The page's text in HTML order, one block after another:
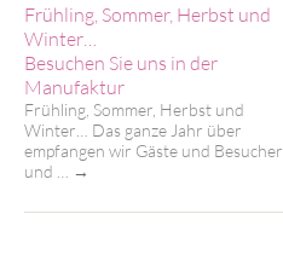
Frühling, Sommer, Herbst und
Winter…
Besuchen Sie uns in der
Manufaktur
Frühling, Sommer, Herbst und
Winter… Das ganze Jahr über
empfangen wir Gäste und Besucher
und …
→